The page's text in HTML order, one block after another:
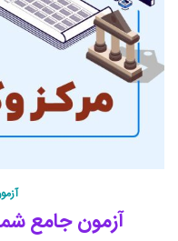
آزمون جامع